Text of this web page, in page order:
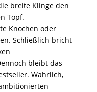
breite Klinge den
Topf.
Knochen oder
Schließlich bricht
bleibt das
Wahrlich,